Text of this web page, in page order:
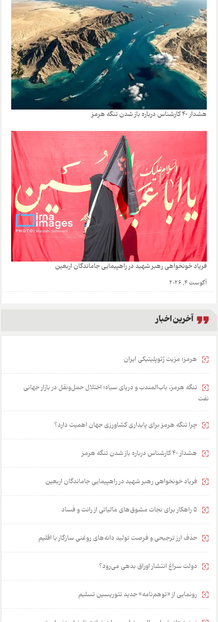
هشدار 40 کارشناس درباره باز شدن تنگه هرمز
فریاد خونخواهی رهبر شهید در راهپیمایی جاماندگان اربعین
آگوست 4, 2026
آخرین اخبار
هرمز؛ مزیت ژئوپلیتیکی ایران
تنگه هرمز، باب‌المندب و دریای سیاه؛ اختلال حمل‌ونقل در بازار جهانی
نفت
چرا تنگه هرمز برای پایداری کشاورزی جهان اهمیت دارد؟
هشدار 40 کارشناس درباره باز شدن تنگه هرمز
فریاد خونخواهی رهبر شهید در راهپیمایی جاماندگان اربعین
۵ راهکار برای نجات مشوق‌های مالیاتی از رانت و فساد
حذف ارز ترجیحی و فرصت تولید دانه‌های روغنی سازگار با اقلیم
دولت سراغ انتشار اوراق بدهی می‌رود؟
رونمایی از «توهم‌نامه» جدید تئور‌یسین تسلیم